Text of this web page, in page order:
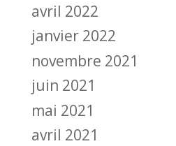
avril 2022
janvier 2022
novembre 2021
juin 2021
mai 2021
avril 2021